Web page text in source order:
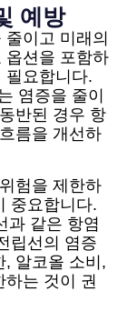
예방
이고 미래의
옵션을 포함하
필요합니다.
염증을 줄이
반된 경우 항
름을 개선하
험을 제한하
중요합니다.
과 같은 항염
립선의 염증
, 알코올 소비,
는 것이 권